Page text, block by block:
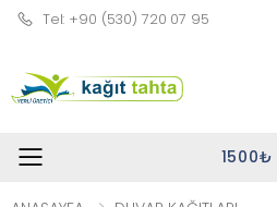
Tel: +90 (530) 720 07 95
Toggle mobile
1500₺